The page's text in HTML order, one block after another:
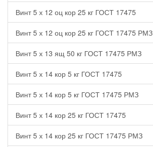
Винт 5 х 12 оц кор 25 кг ГОСТ 17475
Винт 5 х 12 оц кор 25 кг ГОСТ 17475 РМЗ
Винт 5 х 13 ящ 50 кг ГОСТ 17475 РМЗ
Винт 5 х 14 кор 5 кг ГОСТ 17475
Винт 5 х 14 кор 5 кг ГОСТ 17475 РМЗ
Винт 5 х 14 кор 25 кг ГОСТ 17475
Винт 5 х 14 кор 25 кг ГОСТ 17475 РМЗ